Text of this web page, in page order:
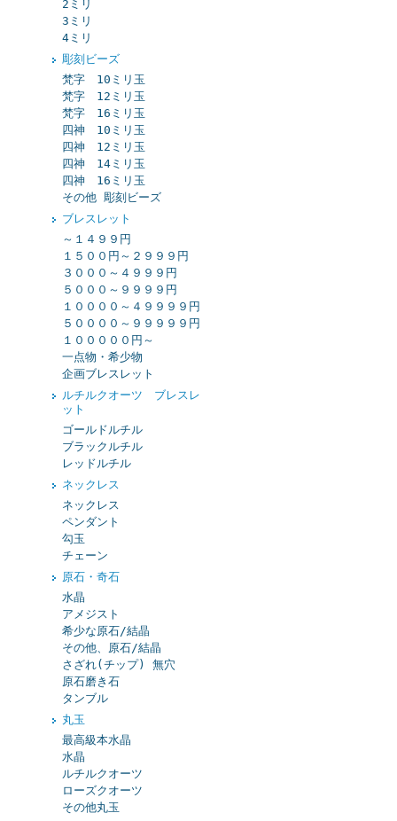
2ミリ
3ミリ
4ミリ
彫刻ビーズ
梵字 10ミリ玉
梵字 12ミリ玉
梵字 16ミリ玉
四神 10ミリ玉
四神 12ミリ玉
四神 14ミリ玉
四神 16ミリ玉
その他 彫刻ビーズ
ブレスレット
～１４９９円
１５００円～２９９９円
３０００～４９９９円
５０００～９９９９円
１００００～４９９９９円
５００００～９９９９９円
１０００００円～
一点物・希少物
企画ブレスレット
ルチルクオーツ ブレスレ
ット
ゴールドルチル
ブラックルチル
レッドルチル
ネックレス
ネックレス
ペンダント
勾玉
チェーン
原石・奇石
水晶
アメジスト
希少な原石/結晶
その他、原石/結晶
さざれ(チップ) 無穴
原石磨き石
タンブル
丸玉
最高級本水晶
水晶
ルチルクオーツ
ローズクオーツ
その他丸玉